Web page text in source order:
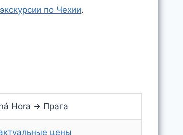
экскурсии по Чехии.
Hora → Прага
цены